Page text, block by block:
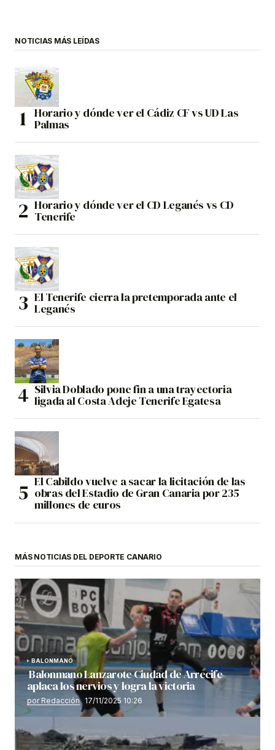
NOTICIAS MÁS LEÍDAS
Horario y dónde ver el Cádiz CF vs UD Las
Palmas
Horario y dónde ver el CD Leganés vs CD
Tenerife
El Tenerife cierra la pretemporada ante el
Leganés
Silvia Doblado pone fin a una trayectoria
ligada al Costa Adeje Tenerife Egatesa
El Cabildo vuelve a sacar la licitación de las
obras del Estadio de Gran Canaria por 235
millones de euros
MÁS NOTICIAS DEL DEPORTE CANARIO
BALONMANO
Balonmano Lanzarote Ciudad de Arrecife
aplaca los nervios y logra la victoria
por Redacción 17/11/2025 10:26